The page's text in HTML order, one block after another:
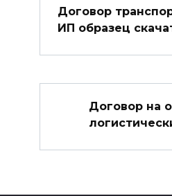
Договор
ИП образец
Договор на